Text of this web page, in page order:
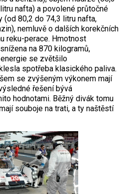
nafta) a povolené průtočné
(od 80,2 do 74,3 litru nafta,
nemluvě o dalších korekčních
reku-perace. Hmotnost
na 870 kilogramů,
se zvětšilo
spotřeba klasického paliva.
se zvýšeným výkonem mají
řešení bývá
hodnotami. Běžný divák tomu
souboje na trati, a ty naštěstí